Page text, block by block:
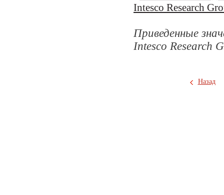
Intesco Research
Приведенные
Intesco Research
Назад